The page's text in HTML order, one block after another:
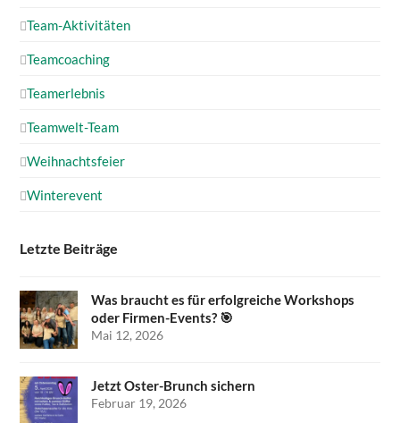
Team-Aktivitäten
Teamcoaching
Teamerlebnis
Teamwelt-Team
Weihnachtsfeier
Winterevent
Letzte Beiträge
Was braucht es für erfolgreiche Workshops
oder Firmen-Events? 🎯
Mai 12, 2026
Jetzt Oster-Brunch sichern
Februar 19, 2026